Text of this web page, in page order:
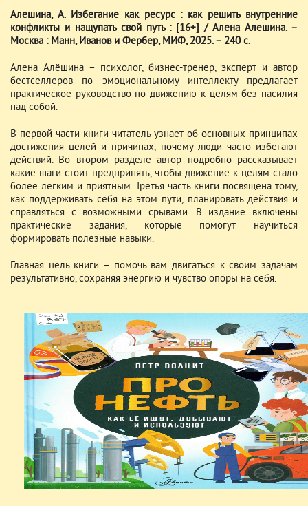
Алешина, А. Избегание как ресурс : как решить внутренние
конфликты и нащупать свой путь : [16+] / Алена Алешина. –
Москва : Манн, Иванов и Фербер, МИФ, 2025. – 240 с.
Алена Алёшина – психолог, бизнес-тренер, эксперт и автор
бестселлеров по эмоциональному интеллекту предлагает
практическое руководство по движению к целям без насилия
над собой.
В первой части книги читатель узнает об основных принципах
достижения целей и причинах, почему люди часто избегают
действий. Во втором разделе автор подробно рассказывает
какие шаги стоит предпринять, чтобы движение к целям стало
более легким и приятным. Третья часть книги посвящена тому,
как поддерживать себя на этом пути, планировать действия и
справляться с возможными срывами. В издание включены
практические задания, которые помогут научиться
формировать полезные навыки.
Главная цель книги – помочь вам двигаться к своим задачам
результативно, сохраняя энергию и чувство опоры на себя.